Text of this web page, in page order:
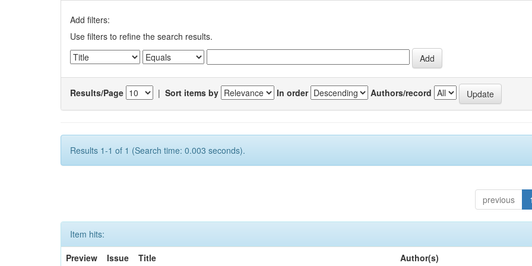
Add filters:
Use filters to refine the search results.
Results/Page | Sort items by In order Authors/record
Results 1-1 of 1 (Search time: 0.003 seconds).
previous 1
Item hits:
Preview
Issue
Title Author(s)